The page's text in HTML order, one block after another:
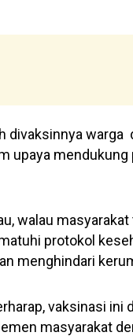
divaksinnya
upaya
walau
protokol
menghindari
vaksinasi
masyarakat